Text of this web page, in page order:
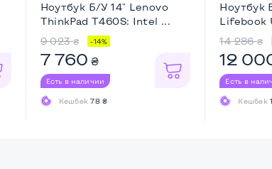
Ноутбук Б/У 14" Lenovo
ThinkPad T460S: Intel ...
9 023 ₴ -14%
7 760 ₴
Есть в наличии
Кешбек78 ₴
Ноутбук
Lifebook
14 286 ₴
12
Есть в
Кешбек